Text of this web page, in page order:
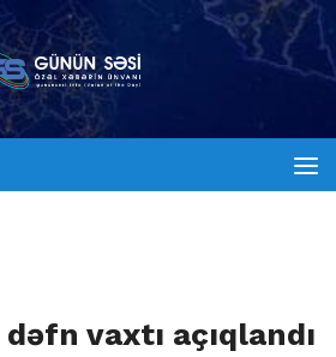
vaxtı açıqlandı